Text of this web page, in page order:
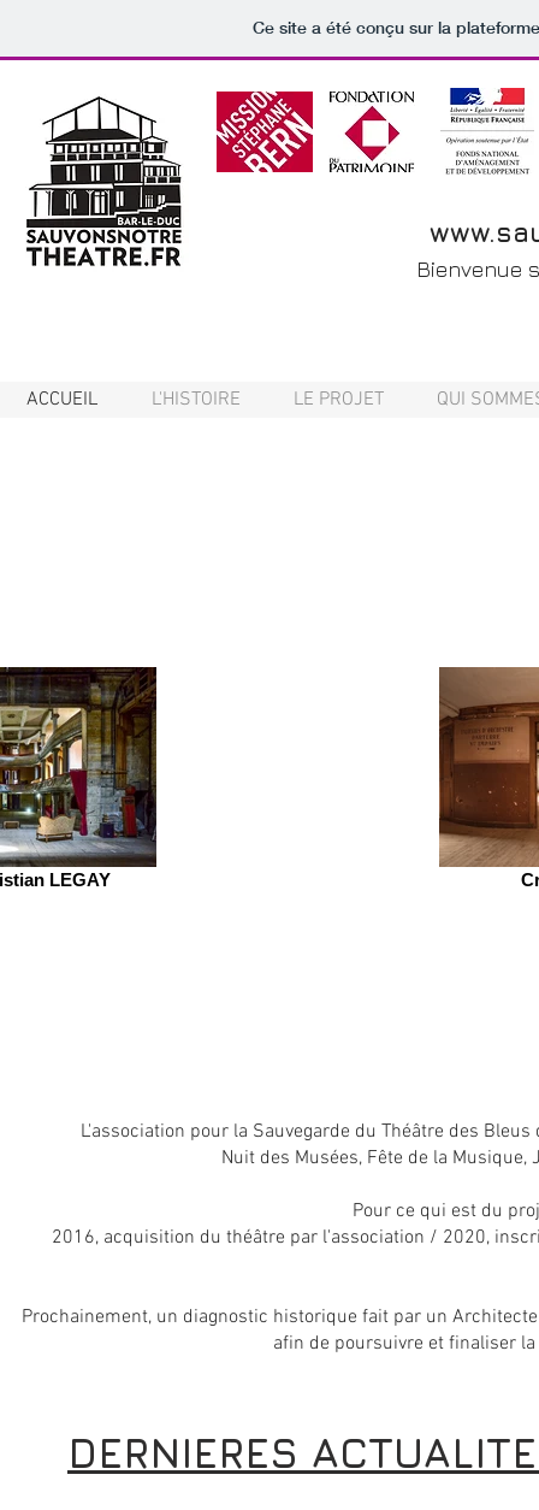
Ce site a été conçu sur la
Bienvenue
ACCUEIL L'HISTOIRE LE PROJET QUI
LEGAY
L'association pour la Sauvegarde du Théâtre des
Nuit des Musées, Fête de la
Pour ce qui est du
2016, acquisition du théâtre par l'association / 2020,
Prochainement, un diagnostic historique fait par un
afin de poursuivre et finaliser
DERNIERES